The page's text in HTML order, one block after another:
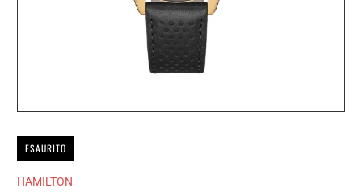
ESAURITO
HAMILTON